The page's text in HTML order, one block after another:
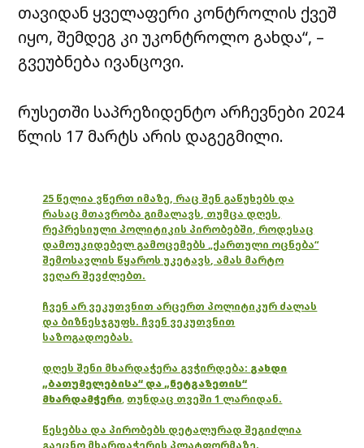
თავიდან ყველაფერი კონტროლის ქვეშ
იყო, შემდეგ კი უკონტროლო გახდა“, –
გვეუბნება ივანცოვი.
რუსეთში საპრეზიდენტო არჩევნები 2024
წლის 17 მარტს არის დაგეგმილი.
25 წელია ვწერთ იმაზე, რაც შენ გაწუხებს და
რასაც მთავრობა გიმალავს, თუმცა დღეს,
რეპრესიული პოლიტიკის პირობებში, როდესაც
დამოუკიდებელ გამოცემებს „ქართული ოცნება“
შემოსავლის წყაროს უკეტავს, ამას მარტო
ვეღარ შევძლებთ.
ჩვენ არ ვეკუთვნით არცერთ პოლიტიკურ ძალას
და ბიზნესჯგუფს. ჩვენ ვეკუთვნით
საზოგადოებას.
დღეს შენი მხარდაჭერა გვჭირდება: გახდი
„ბათუმელებისა“ და „ნეტგაზეთის“
მხარდამჭერი, თუნდაც თვეში 1 ლარიდან.
წესებსა და პირობებს დეტალურად შეგიძლია
გაეცნო მხარდაჭერის პლატფორმაზე.